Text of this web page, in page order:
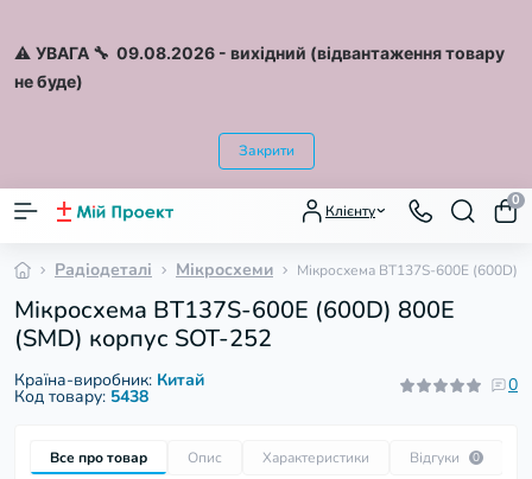
⚠️ УВАГА 🔧 09.08.2026 - вихідний (відвантаження товару
не буде)
Закрити
Клієнту
0
Радіодеталі Мікросхеми Мікросхема BT137S-600E (600D)
Мікросхема BT137S-600E (600D) 800E
(SMD) корпус SOT-252
Країна-виробник: Китай
Код товару: 5438
0
Все про товар Опис Характеристики Відгуки 0